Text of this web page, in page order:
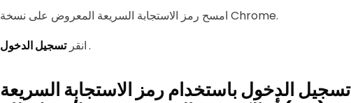
امسح رمز الاستجابة السريعة المعروض على نسخة Chrome.
انقر.
تسجيل الدخول باستخدام رمز الاستجابة السريعة (QR code) على